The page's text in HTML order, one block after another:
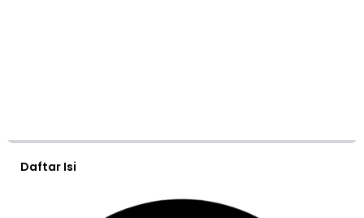
Daftar Isi